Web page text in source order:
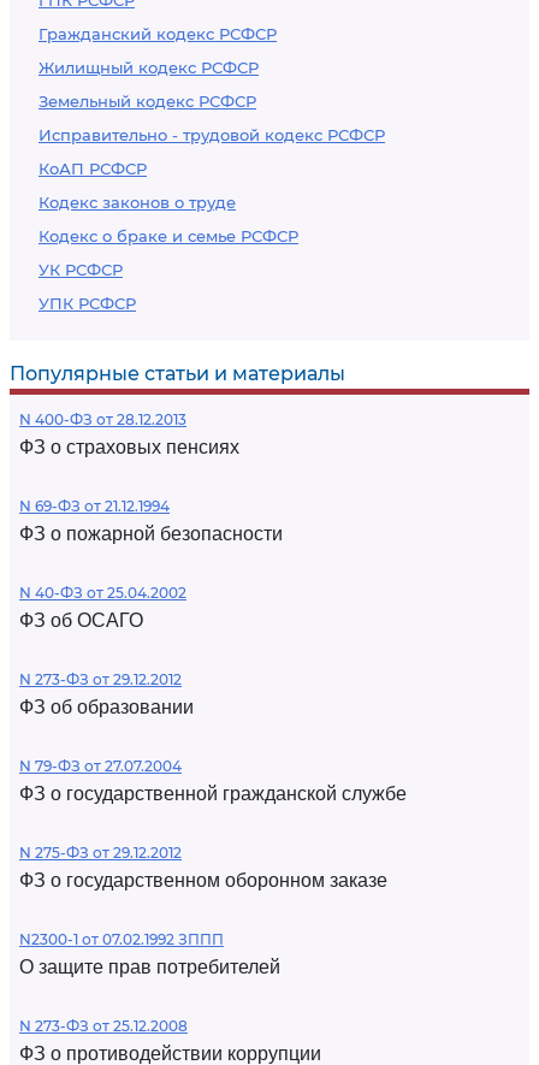
Гражданский кодекс РСФСР
Жилищный кодекс РСФСР
Земельный кодекс РСФСР
Исправительно - трудовой кодекс РСФСР
КоАП РСФСР
Кодекс законов о труде
Кодекс о браке и семье РСФСР
УК РСФСР
УПК РСФСР
Популярные статьи и материалы
N 400-ФЗ от 28.12.2013
ФЗ о страховых пенсиях
N 69-ФЗ от 21.12.1994
ФЗ о пожарной безопасности
N 40-ФЗ от 25.04.2002
ФЗ об ОСАГО
N 273-ФЗ от 29.12.2012
ФЗ об образовании
N 79-ФЗ от 27.07.2004
ФЗ о государственной гражданской службе
N 275-ФЗ от 29.12.2012
ФЗ о государственном оборонном заказе
N2300-1 от 07.02.1992 ЗППП
О защите прав потребителей
N 273-ФЗ от 25.12.2008
ФЗ о противодействии коррупции